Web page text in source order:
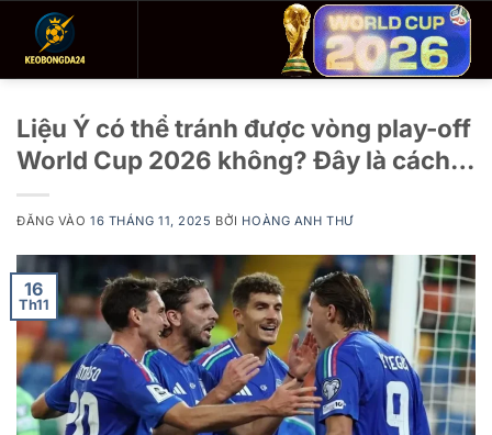
Liệu Ý có thể tránh được vòng play-off
World Cup 2026 không? Đây là cách…
ĐĂNG VÀO16 THÁNG 11, 2025 BỞI HOÀNG ANH THƯ
16
Th11